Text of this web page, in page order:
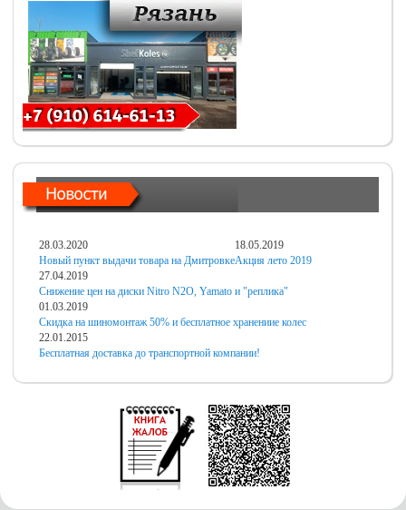
28.03.2020
Новый пункт выдачи товара на Дмитровке
18.05.2019
Акция лето 2019
27.04.2019
Снижение цен на диски Nitro N2O, Yamato и "реплика"
01.03.2019
Скидка на шиномонтаж 50% и бесплатное хранениие колес
22.01.2015
Бесплатная доставка до транспортной компании!